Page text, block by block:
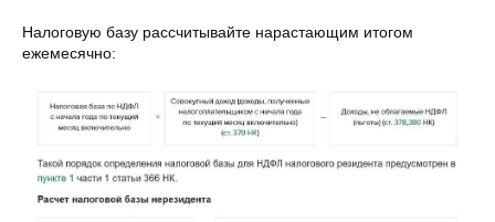
Налоговую базу рассчитывайте нарастающим итогом
ежемесячно: